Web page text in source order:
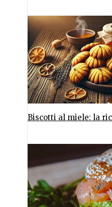
Biscotti al miele: la